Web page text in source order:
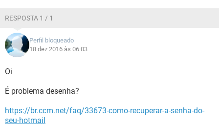
RESPOSTA 1 / 1
Perfil bloqueado
18 dez 2016 às 06:03
Oi
É problema desenha?
https://br.ccm.net/faq/33673-como-recuperar-a-senha-do-
seu-hotmail